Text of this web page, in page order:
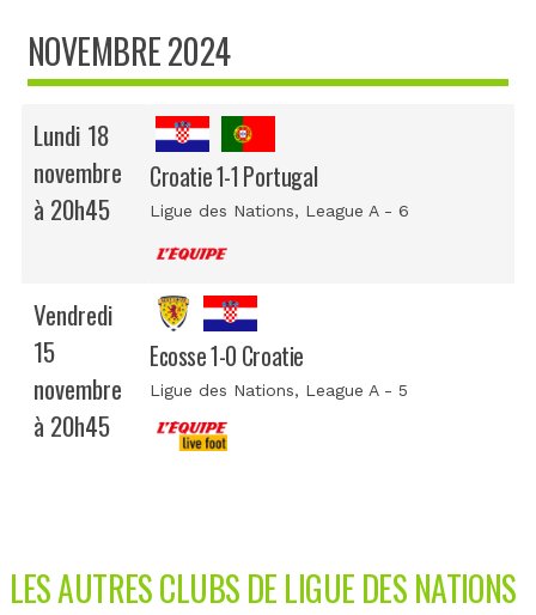
NOVEMBRE 2024
Lundi 18
novembre
à 20h45
Croatie 1-1 Portugal
Ligue des Nations, League A - 6
Vendredi
15
novembre
à 20h45
Ecosse 1-0 Croatie
Ligue des Nations, League A - 5
LES AUTRES CLUBS DE LIGUE DES NATIONS